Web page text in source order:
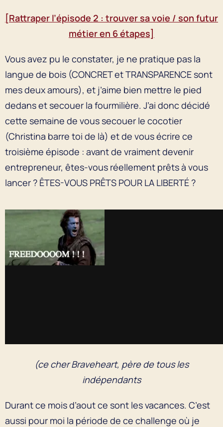
[Rattraper l’épisode 2 : trouver sa voie / son futur
métier en 6 étapes]
Vous avez pu le constater, je ne pratique pas la
langue de bois (CONCRET et TRANSPARENCE sont
mes deux amours), et j’aime bien mettre le pied
dedans et secouer la fourmilière. J’ai donc décidé
cette semaine de vous secouer le cocotier
(Christina barre toi de là) et de vous écrire ce
troisième épisode : avant de vraiment devenir
entrepreneur, êtes-vous réellement prêts à vous
lancer ? ÊTES-VOUS PRÊTS POUR LA LIBERTÉ ?
(ce cher Braveheart, père de tous les
indépendants
Durant ce mois d’aout ce sont les vacances. C’est
aussi pour moi la période de ce challenge où je